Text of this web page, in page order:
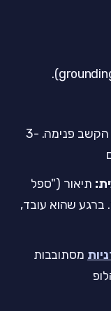
(grounding).
חרדה שואבת את כל הקשב פנימה. 3-
תיאור ("ספל
ברגע שהוא עובד,
מסתובבות